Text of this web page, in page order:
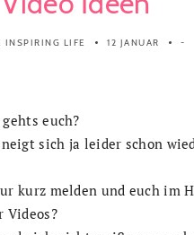
INSPIRING LIFE 12 JANUAR -
euch?
neigt sich ja leider schon
kurz melden und euch im
Videos?